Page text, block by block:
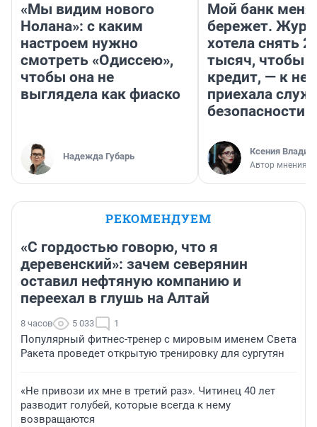
«Мы видим нового
Нолана»: с каким
настроем нужно
смотреть «Одиссею»,
чтобы она не
выглядела как фиаско
Надежда Губарь
Мой банк меня
бережет.
хотела снять
тысяч, чтобы
кредит, — к
приехала
безопасности
Ксения
Автор мнения
РЕКОМЕНДУЕМ
«С гордостью говорю, что я
деревенский»: зачем северянин
оставил нефтяную компанию и
переехал в глушь на Алтай
8 часов 5 033 1
Популярный фитнес-тренер с мировым именем Света
Ракета проведет открытую тренировку для сургутян
«Не привози их мне в третий раз». Читинец 40 лет
разводит голубей, которые всегда к нему
возвращаются